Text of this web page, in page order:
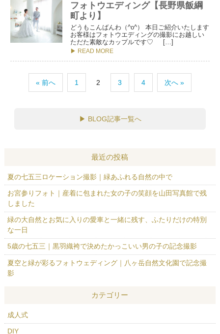
フォトウエディング【長野県飯綱
町より】
どうもこんばんわ（^o^） 本日ご紹介いたします
お客様はフォトウエディングの撮影にお越しい
ただた素敵なカップルです♡ […]
▶ READ MORE
« 前へ 1 2 3 4 次へ »
▶ BLOG記事一覧へ
最近の投稿
夏の七五三ロケーション撮影｜緑あふれる自然の中で
お宮参りフォト｜産着に包まれた女の子の笑顔を山田写真館で残
しました
緑の大自然とお気に入りの愛車と一緒に残す、ふたりだけの特別
な一日
5歳の七五三｜黒羽織袴で決めたかっこいい男の子の記念撮影
夏空と緑が彩るフォトウェディング｜八ヶ岳自然文化園で記念撮
影
カテゴリー
成人式
DIY